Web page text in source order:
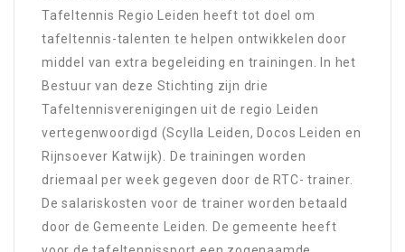
Tafeltennis Regio Leiden heeft tot doel om
tafeltennis-talenten te helpen ontwikkelen door
middel van extra begeleiding en trainingen. In het
Bestuur van deze Stichting zijn drie
Tafeltennisverenigingen uit de regio Leiden
vertegenwoordigd (Scylla Leiden, Docos Leiden en
Rijnsoever Katwijk). De trainingen worden
driemaal per week gegeven door de RTC- trainer.
De salariskosten voor de trainer worden betaald
door de Gemeente Leiden. De gemeente heeft